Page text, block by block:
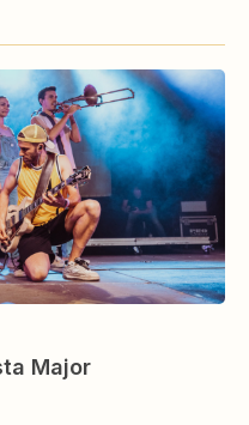
Major